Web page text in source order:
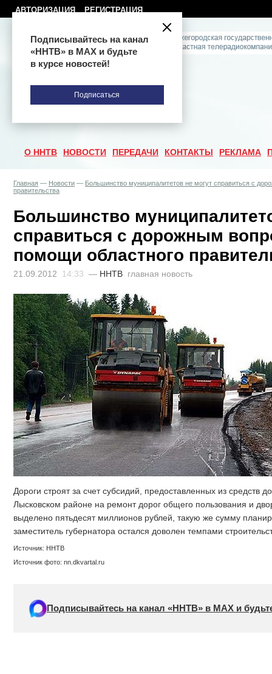
АВТОРИЗАЦИЯ РЕГИСТРАЦИЯ
О ННТВ НОВОСТИ ПЕРЕДАЧИ КОНТАКТЫ РЕКЛАМА
Главная — Новости — Большинство муниципалитетов не могут справиться с
правительства
Большинство
справиться с дорожным
помощи областного
21.09.2012 14:33 — ННТВ главная новость
Дороги строят за счет субсидий, предоставленных из средств
Лысковском районе на ремонт дорог общего пользования и
выделено пятьдесят миллионов рублей, такую же сумму
заместитель губернатора остался доволен темпами
Источник: ННТВ
Источник фото: nn.dkvartal.ru
Подписывайтесь на канал «ННТВ» в МАХ и
Подписывайтесь на канал
«ННТВ» в МАХ и будьте
в курсе новостей!
Подписаться